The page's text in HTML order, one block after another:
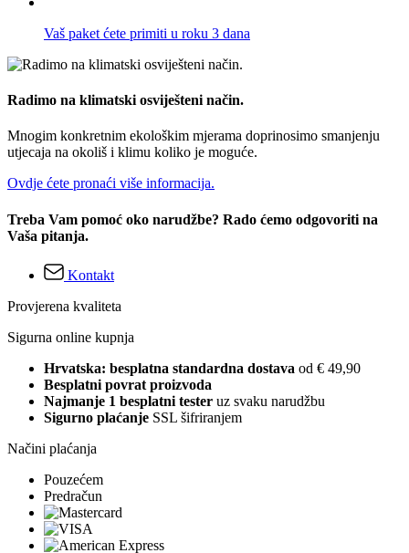
Vaš paket ćete primiti u roku 3 dana
Radimo na klimatski osviješteni način.
Mnogim konkretnim ekološkim mjerama doprinosimo smanjenju
utjecaja na okoliš i klimu koliko je moguće.
Ovdje ćete pronaći više informacija.
Treba Vam pomoć oko narudžbe? Rado ćemo odgovoriti na
Vaša pitanja.
Kontakt
Provjerena kvaliteta
Sigurna online kupnja
Hrvatska: besplatna standardna dostava od € 49,90
Besplatni povrat proizvoda
Najmanje 1 besplatni tester uz svaku narudžbu
Sigurno plaćanje SSL šifriranjem
Načini plaćanja
Pouzećem
Predračun